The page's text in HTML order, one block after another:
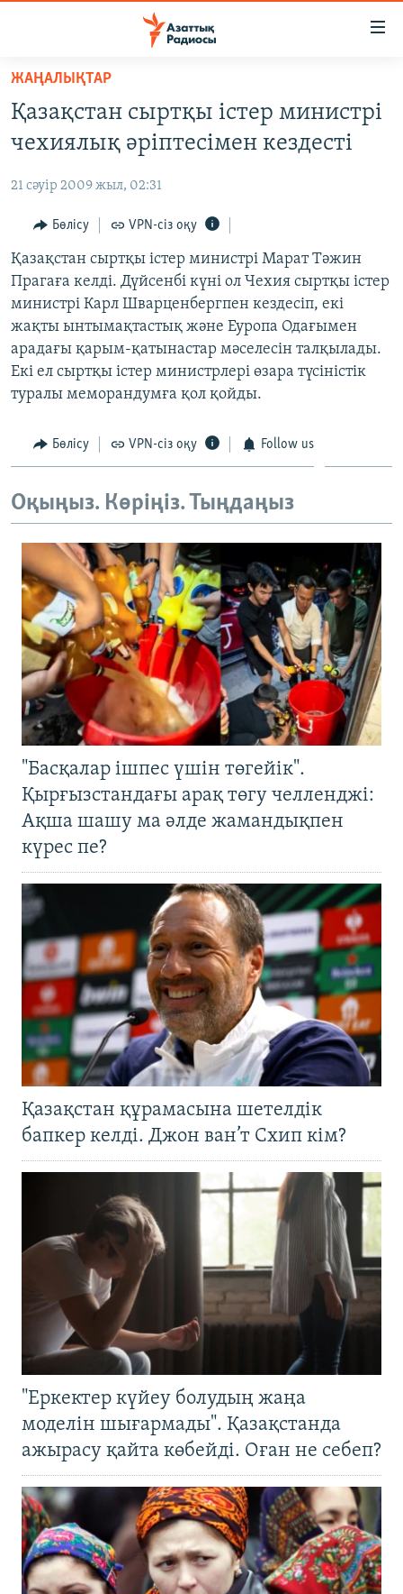
Skip
main
content
to
Navigation
Skip
to
Search
САЯСАТ
ҚАҢТАР ОҚИҒАСЫ
АДАМ ҚҰҚЫҚТАРЫ
ӘЛЕУМЕТ
ӘЛЕМ
АРНАЙЫ ЖОБАЛАР
Русский
Басқа тілдерде
ЖАҢАЛЫҚТАР
Қазақстан сыртқы істер министрі
чехиялық әріптесімен кездесті
21 сәуір 2009 жыл, 02:31
Бөлісу VPN-сіз оқу
Қазақстан сыртқы істер министрі Марат Тәжин
Прагаға келді. Дүйсенбі күні ол Чехия сыртқы істер
министрі Карл Шварценбергпен кездесіп, екі
жақты ынтымақтастық және Еуропа Одағымен
арадағы қарым-қатынастар мәселесін талқылады.
Екі ел сыртқы істер министрлері өзара түсіністік
туралы меморандумға қол қойды.
Бөлісу VPN-сіз оқу Follow us
Оқыңыз. Көріңіз. Тыңдаңыз
"Басқалар ішпес үшін төгейік".
Қырғызстандағы арақ төгу челленджі:
Ақша шашу ма әлде жамандықпен
күрес пе?
Қазақстан құрамасына шетелдік
бапкер келді. Джон ван’т Схип кім?
"Еркектер күйеу болудың жаңа
моделін шығармады". Қазақстанда
ажырасу қайта көбейді. Оған не себеп?